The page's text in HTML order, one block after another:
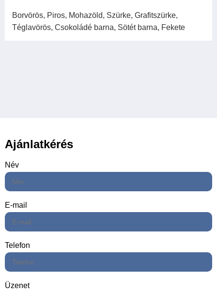
Borvörös, Piros, Mohazöld, Szürke, Grafitszürke,
Téglavörös, Csokoládé barna, Sötét barna, Fekete
Ajánlatkérés
Név
E-mail
Telefon
Üzenet